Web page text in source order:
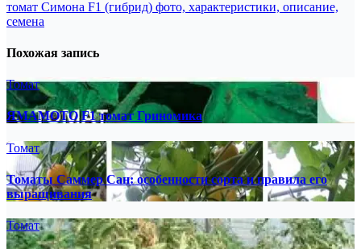
записям
томат Симона F1 (гибрид) фото, характеристики, описание,
семена
Похожая запись
Томат
ЯМАМОТО F1 томат Гриномика
Томат
Томаты Саммер Сан: особенности сорта и правила его
выращивания
Томат